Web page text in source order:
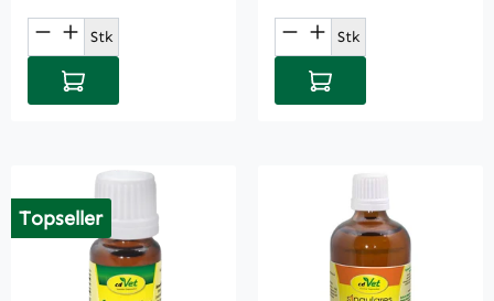
Produkt Anzahl: Gib den gewünschten
Stk
In den Warenkorb
Produkt Anzahl:
Stk
In den Warenkorb
Topseller